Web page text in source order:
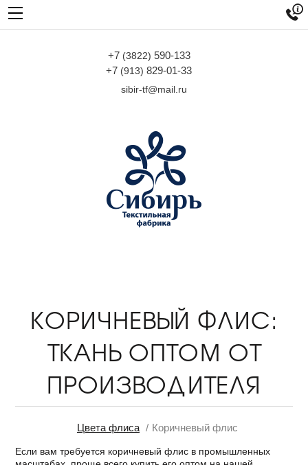
+7 (3822) 590-133
+7 (913) 829-01-33
sibir-tf@mail.ru

КОРИЧНЕВЫЙ ФЛИС:
ТКАНЬ ОПТОМ ОТ
ПРОИЗВОДИТЕЛЯ
Цвета флиса Коричневый флис
Если вам требуется коричневый флис в промышленных